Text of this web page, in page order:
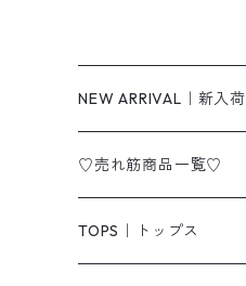
NEW ARRIVAL｜新入荷
♡売れ筋商品一覧♡
TOPS｜トップス